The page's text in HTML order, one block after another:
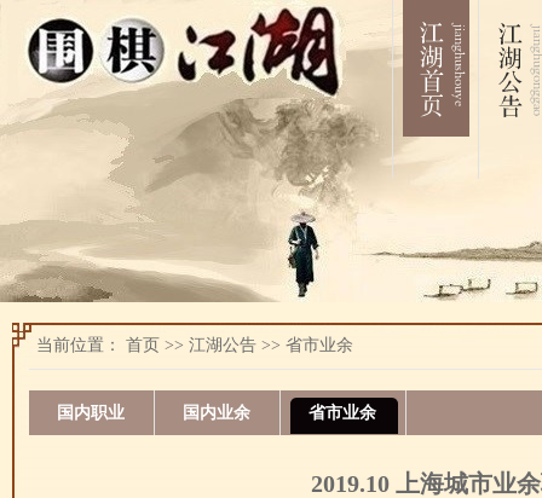
当前位置： 首页 >> 江湖公告>> 省市业余
国内职业 国内业余 省市业余
2019.10 上海城市业